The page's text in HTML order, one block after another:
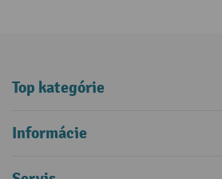
Top kategórie
Informácie